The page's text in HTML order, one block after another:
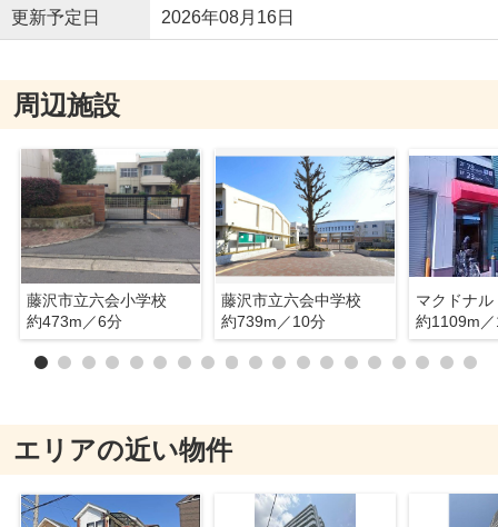
更新予定日 2026年08月16日
周辺施設
藤沢市立六会小学校
約473m／6分
藤沢市立六会中学校
約739m／10分
約1109m
エリアの近い物件